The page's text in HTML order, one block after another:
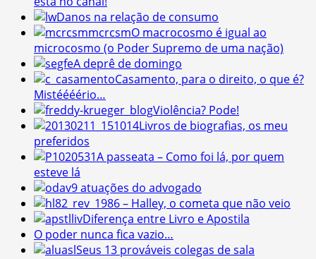
Danos na relação de consumo
O macrocosmo é igual ao
microcosmo (o Poder Supremo de uma nação)
A deprê de domingo
Casamento, para o direito, o que é?
Mistéééério…
Violência? Pode!
Livros de biografias, os meu
preferidos
A passeata – Como foi lá, por quem
esteve lá
9 atuações do advogado
1986 – Halley, o cometa que não veio
Diferença entre Livro e Apostila
O poder nunca fica vazio…
Seus 13 prováveis colegas de sala